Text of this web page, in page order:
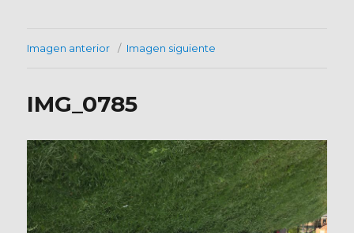
Imagen anterior Imagen siguiente
IMG_0785